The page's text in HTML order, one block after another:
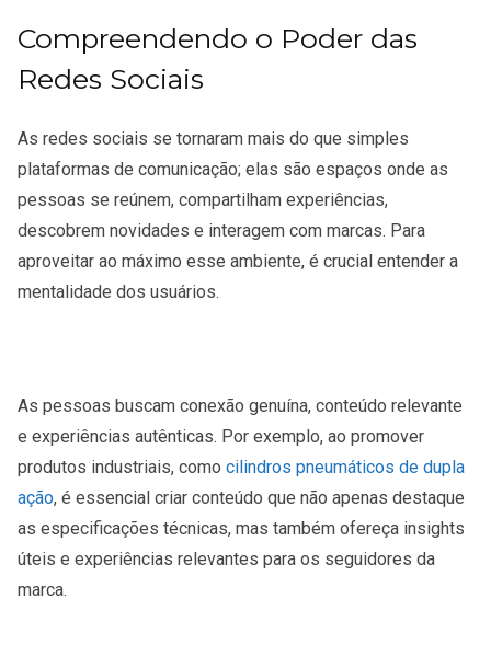
Compreendendo o Poder das
Redes Sociais
As redes sociais se tornaram mais do que simples
plataformas de comunicação; elas são espaços onde as
pessoas se reúnem, compartilham experiências,
descobrem novidades e interagem com marcas. Para
aproveitar ao máximo esse ambiente, é crucial entender a
mentalidade dos usuários.
As pessoas buscam conexão genuína, conteúdo relevante
e experiências autênticas. Por exemplo, ao promover
produtos industriais, como cilindros pneumáticos de dupla
ação, é essencial criar conteúdo que não apenas destaque
as especificações técnicas, mas também ofereça insights
úteis e experiências relevantes para os seguidores da
marca.